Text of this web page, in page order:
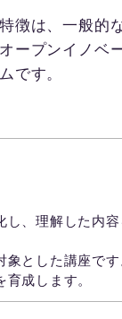
徴は、一般的
ープンイノベ
です。
、理解した内
とした講座です
成します。